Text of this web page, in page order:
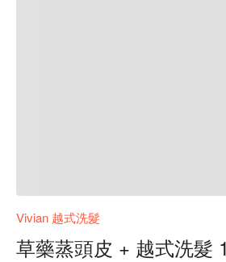
Vivian 越式洗髮
草藥蒸頭皮 + 越式洗髮